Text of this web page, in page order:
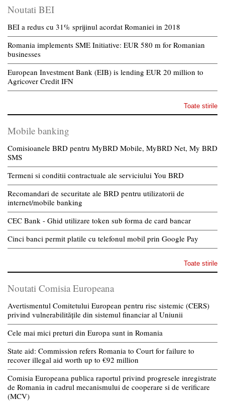
Noutati BEI
BEI a redus cu 31% sprijinul acordat Romaniei in 2018
Romania implements SME Initiative: EUR 580 m for Romanian
businesses
European Investment Bank (EIB) is lending EUR 20 million to
Agricover Credit IFN
Toate stirile
Mobile banking
Comisioanele BRD pentru MyBRD Mobile, MyBRD Net, My BRD
SMS
Termeni si conditii contractuale ale serviciului You BRD
Recomandari de securitate ale BRD pentru utilizatorii de
internet/mobile banking
CEC Bank - Ghid utilizare token sub forma de card bancar
Cinci banci permit platile cu telefonul mobil prin Google Pay
Toate stirile
Noutati Comisia Europeana
Avertismentul Comitetului European pentru risc sistemic (CERS)
privind vulnerabilitățile din sistemul financiar al Uniunii
Cele mai mici preturi din Europa sunt in Romania
State aid: Commission refers Romania to Court for failure to
recover illegal aid worth up to €92 million
Comisia Europeana publica raportul privind progresele inregistrate
de Romania in cadrul mecanismului de cooperare si de verificare
(MCV)